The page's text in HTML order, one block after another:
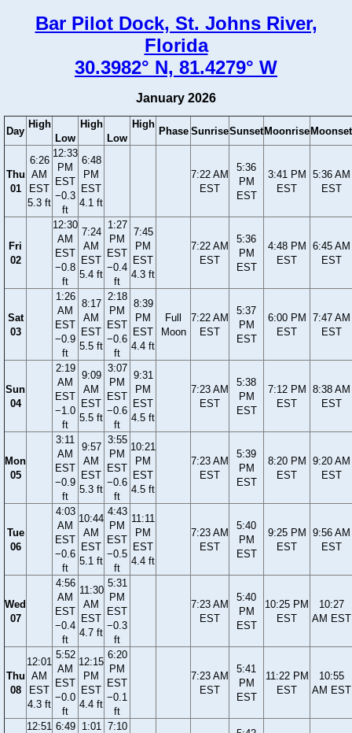
Bar Pilot Dock, St. Johns River,
Florida
30.3982° N, 81.4279° W
January 2026
Day
High
Low
High
Low
High
Phase SunriseSunset Moonrise Moonset
Thu
01
6:26
AM
EST
5.3 ft
12:33
PM
EST
−0.3
ft
6:48
PM
EST
4.1 ft
7:22 AM
EST
5:36
PM
EST
3:41 PM
EST
5:36 AM
EST
Fri
02
12:30
AM
EST
−0.8
ft
7:24
AM
EST
5.4 ft
1:27
PM
EST
−0.4
ft
7:45
PM
EST
4.3 ft
7:22 AM
EST
5:36
PM
EST
4:48 PM
EST
6:45 AM
EST
Sat
03
1:26
AM
EST
−0.9
ft
8:17
AM
EST
5.5 ft
2:18
PM
EST
−0.6
ft
8:39
PM
EST
4.4 ft
Full
Moon
7:22 AM
EST
5:37
PM
EST
6:00 PM
EST
7:47 AM
EST
Sun
04
2:19
AM
EST
−1.0
ft
9:09
AM
EST
5.5 ft
3:07
PM
EST
−0.6
ft
9:31
PM
EST
4.5 ft
7:23 AM
EST
5:38
PM
EST
7:12 PM
EST
8:38 AM
EST
Mon
05
3:11
AM
EST
−0.9
ft
9:57
AM
EST
5.3 ft
3:55
PM
EST
−0.6
ft
10:21
PM
EST
4.5 ft
7:23 AM
EST
5:39
PM
EST
8:20 PM
EST
9:20 AM
EST
Tue
06
4:03
AM
EST
−0.6
ft
10:44
AM
EST
5.1 ft
4:43
PM
EST
−0.5
ft
11:11
PM
EST
4.4 ft
7:23 AM
EST
5:40
PM
EST
9:25 PM
EST
9:56 AM
EST
Wed
07
4:56
AM
EST
−0.4
ft
11:30
AM
EST
4.7 ft
5:31
PM
EST
−0.3
ft
7:23 AM
EST
5:40
PM
EST
10:25 PM
EST
10:27
AM EST
Thu
08
12:01
AM
EST
4.3 ft
5:52
AM
EST
−0.0
ft
12:15
PM
EST
4.4 ft
6:20
PM
EST
−0.1
ft
7:23 AM
EST
5:41
PM
EST
11:22 PM
EST
10:55
AM EST
12:51 6:49
1:01 7:10